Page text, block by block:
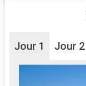
Jour 1 Jour 2